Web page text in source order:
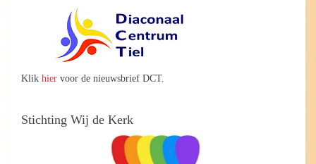
Klik hier voor de nieuwsbrief DCT.
Stichting Wij de Kerk